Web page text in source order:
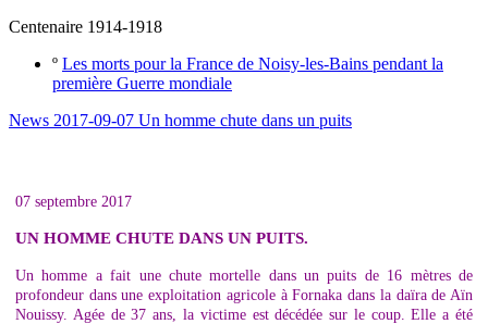
Centenaire 1914-1918
º Les morts pour la France de Noisy-les-Bains pendant la
première Guerre mondiale
News 2017-09-07 Un homme chute dans un puits
07 septembre 2017
UN HOMME CHUTE DANS UN PUITS.
Un homme a fait une chute mortelle dans un puits de 16 mètres de
profondeur dans une exploitation agricole à Fornaka dans la daïra de Aïn
Nouissy. Agée de 37 ans, la victime est décédée sur le coup. Elle a été